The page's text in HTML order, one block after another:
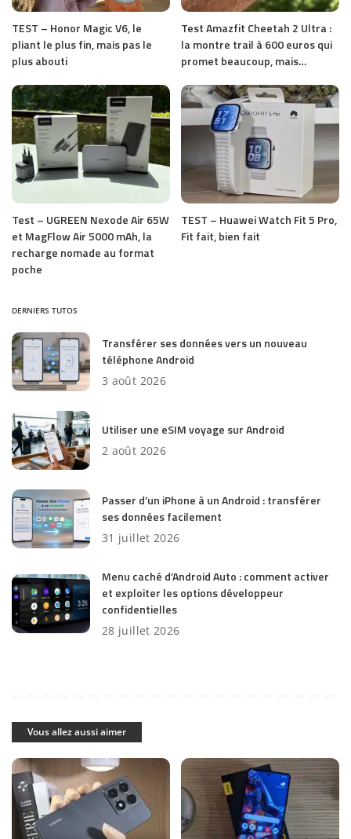
TEST – Honor Magic V6, le
pliant le plus fin, mais pas le
plus abouti
Test Amazfit Cheetah 2 Ultra :
la montre trail à 600 euros qui
promet beaucoup, mais…
Test – UGREEN Nexode Air 65W
et MagFlow Air 5000 mAh, la
recharge nomade au format
poche
TEST – Huawei Watch Fit 5 Pro,
Fit fait, bien fait
DERNIERS TUTOS
Transférer ses données vers un nouveau
téléphone Android
3 août 2026
Utiliser une eSIM voyage sur Android
2 août 2026
Passer d’un iPhone à un Android : transférer
ses données facilement
31 juillet 2026
Menu caché d’Android Auto : comment activer
et exploiter les options développeur
confidentielles
28 juillet 2026
Vous allez aussi aimer